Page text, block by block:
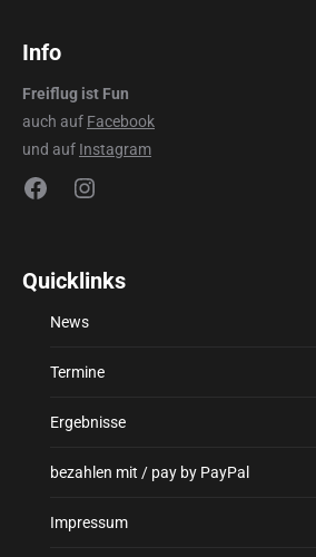
Info
Freiflug ist Fun
auch auf Facebook
und auf Instagram
FacebookInstagram
Quicklinks
News
Termine
Ergebnisse
bezahlen mit / pay by PayPal
Impressum